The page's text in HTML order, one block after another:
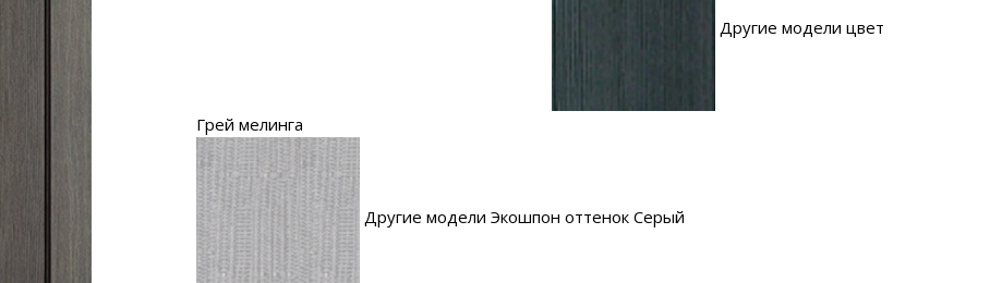
Другие модели цвет
Грей мелинга
Другие модели Экошпон оттенок Серый